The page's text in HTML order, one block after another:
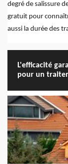
degré de salissure
gratuit pour
aussi la durée des
L'efficacité
pour un